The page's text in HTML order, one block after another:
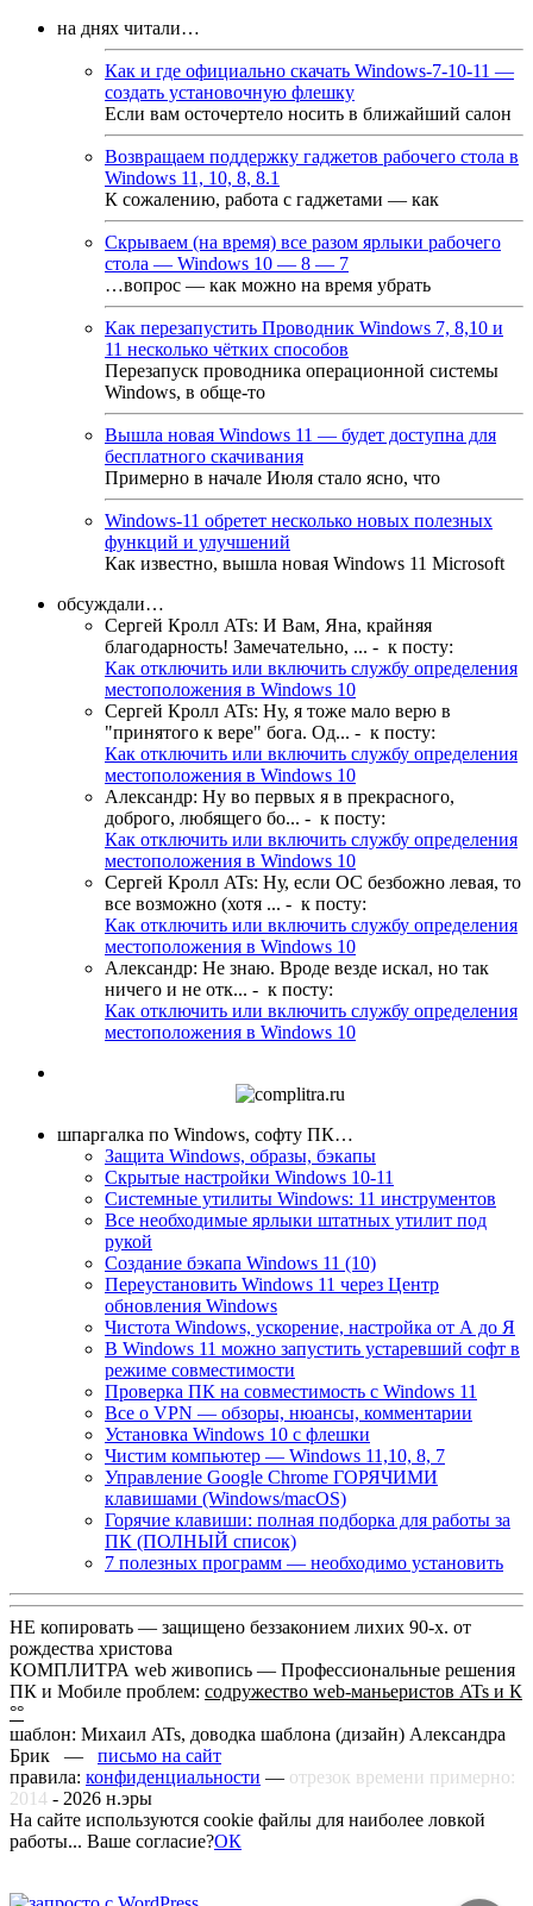
на днях читали…
Как и где официально скачать Windows-7-10-11 —
создать установочную флешку
Если вам осточертело носить в ближайший салон
Возвращаем поддержку гаджетов рабочего стола в
Windows 11, 10, 8, 8.1
К сожалению, работа с гаджетами — как
Скрываем (на время) все разом ярлыки рабочего
стола — Windows 10 — 8 — 7
…вопрос — как можно на время убрать
Как перезапустить Проводник Windows 7, 8,10 и
11 несколько чётких способов
Перезапуск проводника операционной системы
Windows, в обще-то
Вышла новая Windows 11 — будет доступна для
бесплатного скачивания
Примерно в начале Июля стало ясно, что
Windows-11 обретет несколько новых полезных
функций и улучшений
Как известно, вышла новая Windows 11 Microsoft
обсуждали…
Сергей Кролл ATs: И Вам, Яна, крайняя
благодарность! Замечательно, ... - к посту:
Как отключить или включить службу определения
местоположения в Windows 10
Сергей Кролл ATs: Ну, я тоже мало верю в
"принятого к вере" бога. Од... - к посту:
Как отключить или включить службу определения
местоположения в Windows 10
Александр: Ну во первых я в прекрасного,
доброго, любящего бо... - к посту:
Как отключить или включить службу определения
местоположения в Windows 10
Сергей Кролл ATs: Ну, если ОС безбожно левая, то
все возможно (хотя ... - к посту:
Как отключить или включить службу определения
местоположения в Windows 10
Александр: Не знаю. Вроде везде искал, но так
ничего и не отк... - к посту:
Как отключить или включить службу определения
местоположения в Windows 10
шпаргалка по Windows, софту ПК…
Защита Windows, образы, бэкапы
Скрытые настройки Windows 10-11
Системные утилиты Windows: 11 инструментов
Все необходимые ярлыки штатных утилит под
рукой
Создание бэкапа Windows 11 (10)
Переустановить Windows 11 через Центр
обновления Windows
Чистота Windows, ускорение, настройка от А до Я
В Windows 11 можно запустить устаревший софт в
режиме совместимости
Проверка ПК на совместимость с Windows 11
Все о VPN — обзоры, нюансы, комментарии
Установка Windows 10 с флешки
Чистим компьютер — Windows 11,10, 8, 7
Управление Google Chrome ГОРЯЧИМИ
клавишами (Windows/macOS)
Горячие клавиши: полная подборка для работы за
ПК (ПОЛНЫЙ список)
7 полезных программ — необходимо установить
НЕ копировать — защищено беззаконием лихих 90-х. от
рождества христова
КОМПЛИТРА web живопись — Профессиональные решения
ПК и Мобиле проблем: содружество web-маньеристов ATs и К
°°
шаблон: Михаил ATs, доводка шаблона (дизайн) Александра
Брик — письмо на сайт
правила: конфиденциальности — отрезок времени примерно:
2014 - 2026 н.эры
На сайте используются cookie файлы для наиболее ловкой
работы... Ваше согласие?ОК